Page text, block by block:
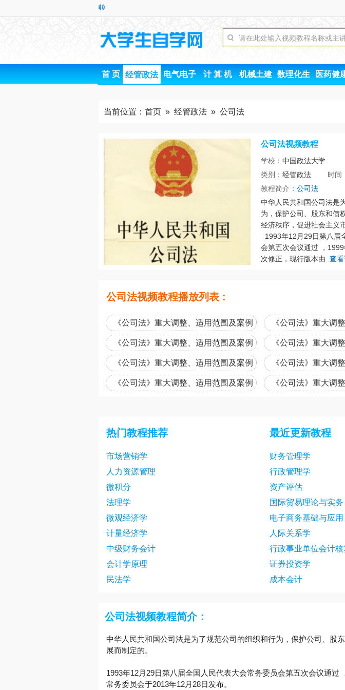
首 页 经管政法 电气电子 计 算 机 机械土建 数理化生 医药健
当前位置： 首页 » 经管政法 » 公司法
公司法视频教程
学校： 中国政法大学
类别： 经管政法 时间：
教程简介： 公司法
中华人民共和国公司法是
为，保护公司、股东和债
经济秩序，促进社会主义
1993年12月29日第八届
会第五次会议通过 ，
次修正，现行版本由.. 查
公司法视频教程播放列表 :
《公司法》重大调整、适用范围及案例
详释 (一)0101
《公司法》重大调
详释 (二)0201
《公司法》重大调整、适用范围及案例
详释 (四)0401
《公司法》重大调
详释 (五)0501
《公司法》重大调整、适用范围及案例
详释 (七)0701
《公司法》重大调
详释 (八)0801
《公司法》重大调整、适用范围及案例
《公司法》重大调
热门教程推荐
市场营销学
人力资源管理
微积分
法理学
微观经济学
计量经济学
中级财务会计
会计学原理
民法学
最近更新教程
财务管理学
行政管理学
资产评估
国际贸易理论与实务
电子商务基础与应用
人际关系学
行政事业单位会计核
证券投资学
成本会计
公司法视频教程简介：
中华人民共和国公司法是为了规范公司的组织和行为，保护公司、股
展而制定的。
1993年12月29日第八届全国人民代表大会常务委员会第五次会议通
常务委员会于2013年12月28日发布。